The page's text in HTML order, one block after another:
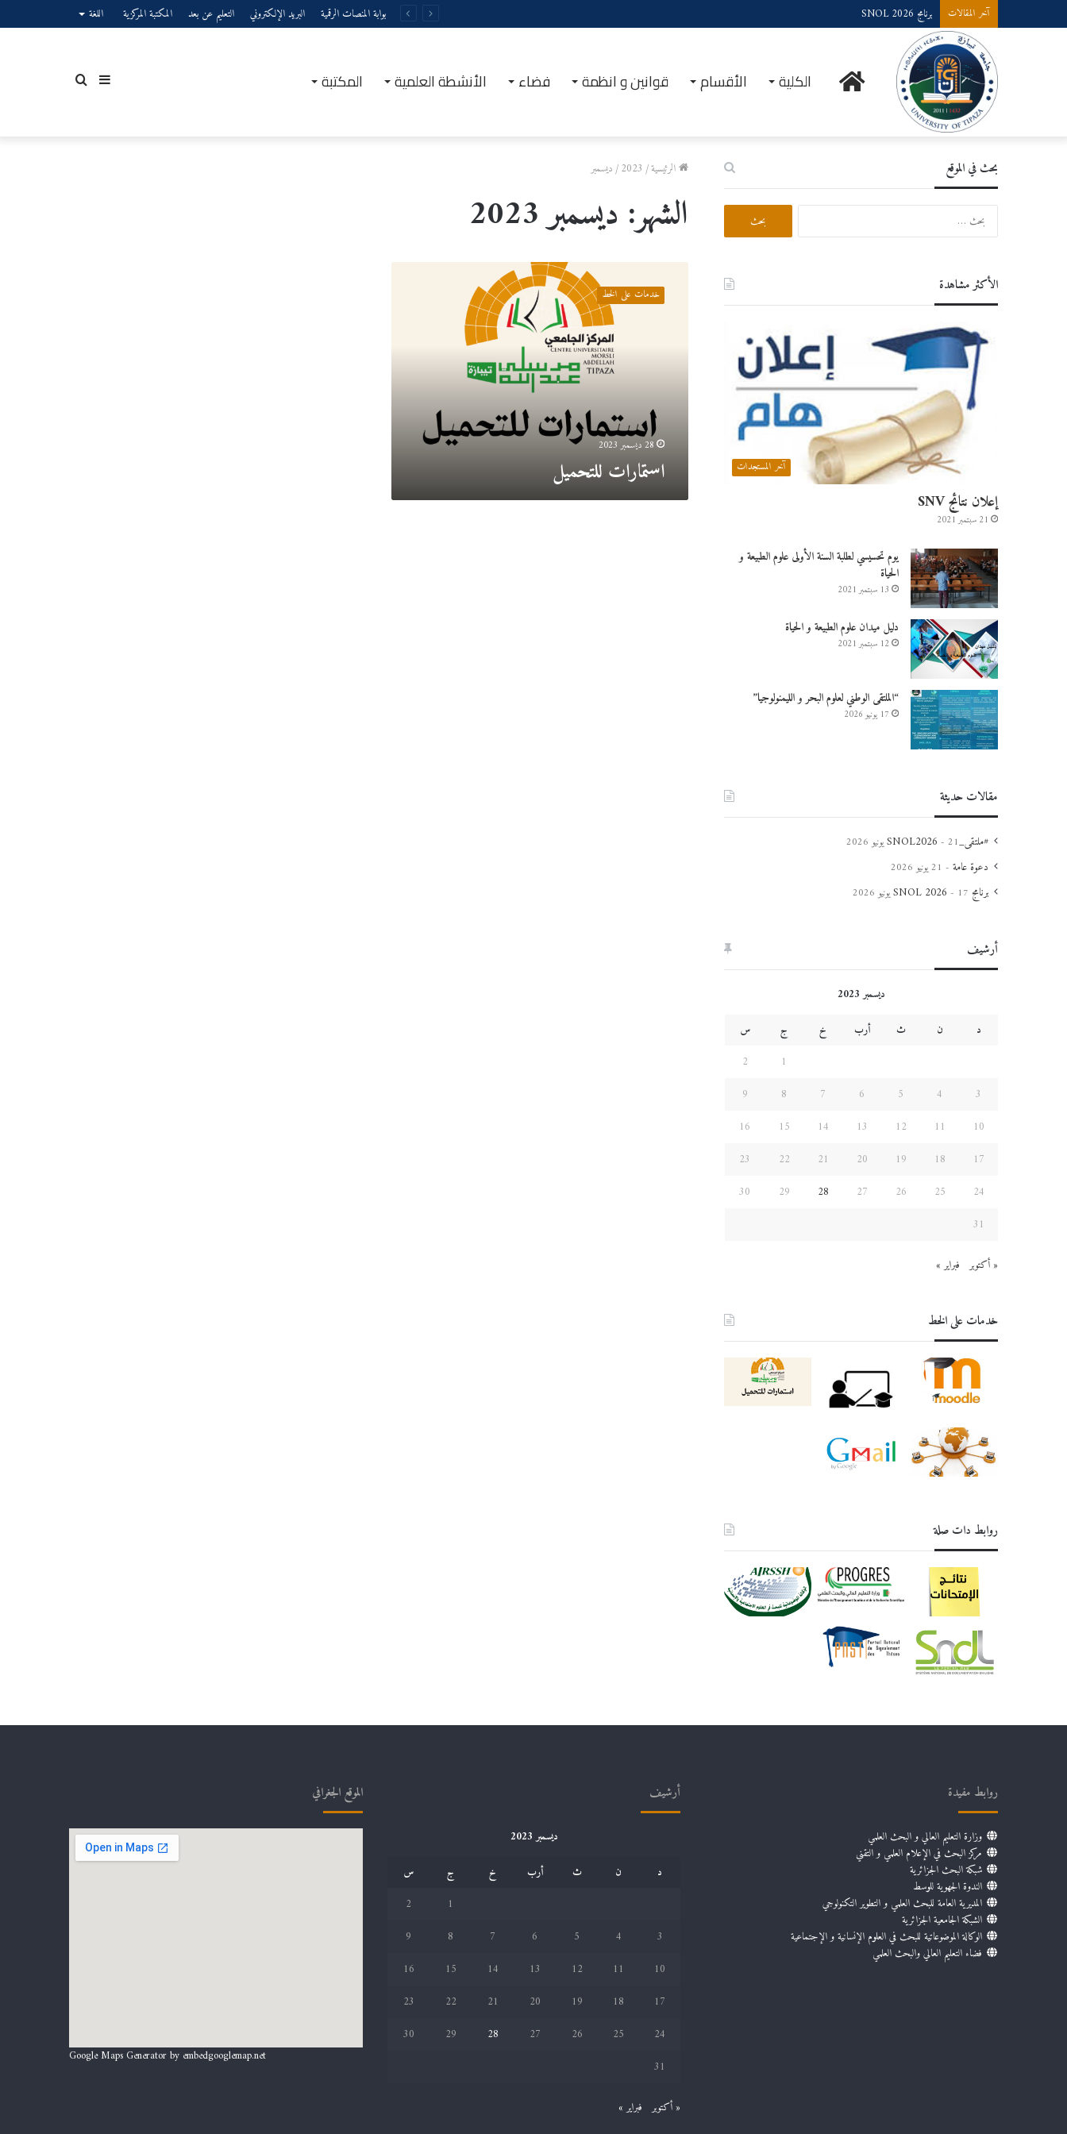
آخر المقالات برنامج SNOL 2026 بوابة المنصات الرقمية البريد الإلكتروني التعليم عن بعد المكتبة المركزية اللغة
الرئيسيةالكلية الأقسام قوانين و انظمة فضاء الأنشطة العلمية المكتبة إضافة
الرئيسية/
2023
/ديسمبر
الشهر: ديسمبر 2023
ل
خدمات على الخط
28 ديسمبر 2023
استمارات للتحميل
بحث في الموقع
الأكثر مشاهدة
آخر المستجدات
إعلان نتائج SNV
21 سبتمبر 2021
يوم تحسيسي لطلبة السنة الأولى علوم الطبيعة و
الحياة
13 سبتمبر 2021
دليل ميدان علوم الطبيعة و الحياة
12 سبتمبر 2021
“الملتقى الوطني لعلوم البحر و الليمنولوجيا”
17 يونيو 2026
مقالات حديثة
#ملتقى_SNOL202621 يونيو 2026
دعوة عامة 21 يونيو 2026
برنامج SNOL 2026 17 يونيو 2026
أرشيف
ديسمبر 2023
د
ن ث أرب خ ج
س
1
2
3
4
5
6
7
8
9
10
11
12
13
14
15
16
17
18
19
20
21
22
23
24
25
26
27
28
29
30
31
« أكتوبر فبراير »
خدمات على الخط
روابط دات صلة
روابط مفيدة
وزارة التعليم العالي و البحث العلمي
مركز البحث في الإعلام العلمي و التقني
شبكة البحث الجزائرية
الندوة الجهوية للوسط
المديرية العامة للبحث العلمي و التطوير التكنولوجي
الشبكة الجامعية الجزائرية
الوكالة الموضوعاتية للبحث في العلوم الإنسانية و الإجتماعية
فضاء التعليم العالي والبحث العلمي
أرشيف
ديسمبر 2023
د
ن ث أرب خ ج
س
1
2
3
4
5
6
7
8
9
10
11
12
13
14
15
16
17
18
19
20
21
22
23
24
25
26
27
28
29
30
31
« أكتوبر فبراير »
الموقع الجغرافي
Google Maps Generator by embedgooglemap.net